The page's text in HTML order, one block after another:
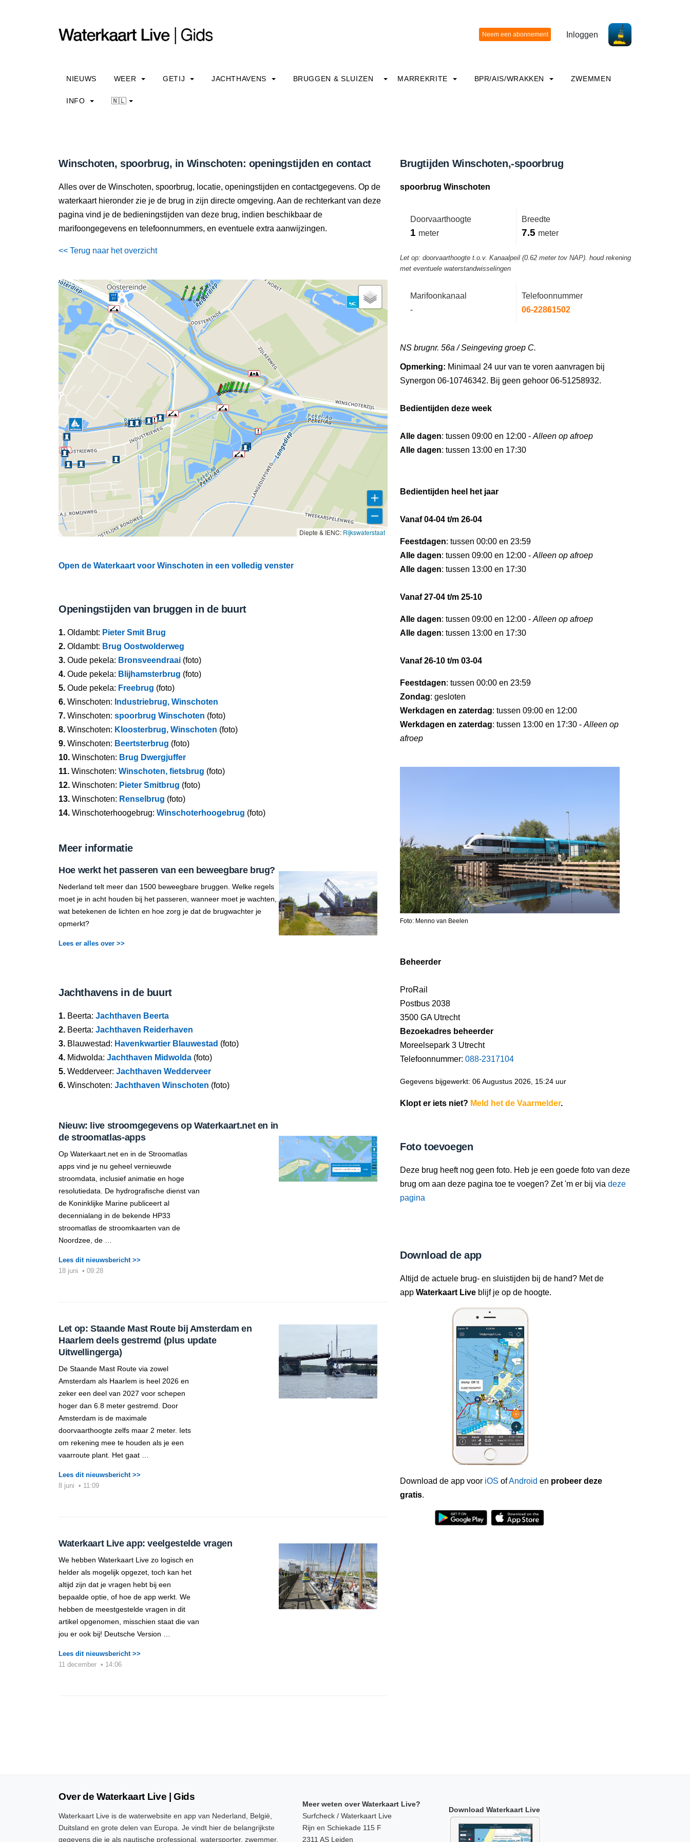
Inloggen
NIEUWS WEER GETIJ JACHTHAVENS BRUGGEN & SLUIZEN MARREKRITE BPR/AIS/WRAKKEN ZWEMMEN
INFO 🇳🇱
Winschoten, spoorbrug, in Winschoten: openingstijden en contact
Alles over de Winschoten, spoorbrug, locatie, openingstijden en contactgegevens. Op de
waterkaart hieronder zie je de brug in zijn directe omgeving. Aan de rechterkant van deze
pagina vind je de bedieningstijden van deze brug, indien beschikbaar de
marifoongegevens en telefoonnummers, en eventuele extra aanwijzingen.
<< Terug naar het overzicht
Diepte & IENC: Rijkswaterstaat
Open de Waterkaart voor Winschoten in een volledig venster
Openingstijden van bruggen in de buurt
1. Oldambt: Pieter Smit Brug
2. Oldambt: Brug Oostwolderweg
3. Oude pekela: Bronsveendraai (foto)
4. Oude pekela: Blijhamsterbrug (foto)
5. Oude pekela: Freebrug (foto)
6. Winschoten: Industriebrug, Winschoten
7. Winschoten: spoorbrug Winschoten (foto)
8. Winschoten: Kloosterbrug, Winschoten (foto)
9. Winschoten: Beertsterbrug (foto)
10. Winschoten: Brug Dwergjuffer
11. Winschoten: Winschoten, fietsbrug (foto)
12. Winschoten: Pieter Smitbrug (foto)
13. Winschoten: Renselbrug (foto)
14. Winschoterhoogebrug: Winschoterhoogebrug (foto)
Meer informatie
Hoe werkt het passeren van een beweegbare brug?
Nederland telt meer dan 1500 beweegbare bruggen. Welke regels
moet je in acht houden bij het passeren, wanneer moet je wachten,
wat betekenen de lichten en hoe zorg je dat de brugwachter je
opmerkt?
Lees er alles over >>
Jachthavens in de buurt
1. Beerta: Jachthaven Beerta
2. Beerta: Jachthaven Reiderhaven
3. Blauwestad: Havenkwartier Blauwestad (foto)
4. Midwolda: Jachthaven Midwolda (foto)
5. Wedderveer: Jachthaven Wedderveer
6. Winschoten: Jachthaven Winschoten (foto)
Nieuw: live stroomgegevens op Waterkaart.net en in
de stroomatlas-apps
Op Waterkaart.net en in de Stroomatlas
apps vind je nu geheel vernieuwde
stroomdata, inclusief animatie en hoge
resolutiedata. De hydrografische dienst van
de Koninklijke Marine publiceert al
decennialang in de bekende HP33
stroomatlas de stroomkaarten van de
Noordzee, de …
Lees dit nieuwsbericht >>
18 juni • 09:28
Let op: Staande Mast Route bij Amsterdam en
Haarlem deels gestremd (plus update
Uitwellingerga)
De Staande Mast Route via zowel
Amsterdam als Haarlem is heel 2026 en
zeker een deel van 2027 voor schepen
hoger dan 6.8 meter gestremd. Door
Amsterdam is de maximale
doorvaarthoogte zelfs maar 2 meter. Iets
om rekening mee te houden als je een
vaarroute plant. Het gaat …
Lees dit nieuwsbericht >>
8 juni • 11:09
Waterkaart Live app: veelgestelde vragen
We hebben Waterkaart Live zo logisch en
helder als mogelijk opgezet, toch kan het
altijd zijn dat je vragen hebt bij een
bepaalde optie, of hoe de app werkt. We
hebben de meestgestelde vragen in dit
artikel opgenomen, misschien staat die van
jou er ook bij! Deutsche Version …
Lees dit nieuwsbericht >>
11 december • 14:06
Brugtijden Winschoten,-spoorbrug
spoorbrug Winschoten
Doorvaarthoogte
1 meter
Breedte
7.5 meter
Let op: doorvaarthoogte t.o.v. Kanaalpeil (0.62 meter tov NAP). houd rekening
met eventuele waterstandwisselingen
Marifoonkanaal
-
Telefoonnummer
06-22861502
NS brugnr. 56a / Seingeving groep C.
Opmerking: Minimaal 24 uur van te voren aanvragen bij
Synergon 06-10746342. Bij geen gehoor 06-51258932.
Bedientijden deze week
Alle dagen: tussen 09:00 en 12:00 - Alleen op afroep
Alle dagen: tussen 13:00 en 17:30
Bedientijden heel het jaar
Vanaf 04-04 t/m 26-04
Feestdagen: tussen 00:00 en 23:59
Alle dagen: tussen 09:00 en 12:00 - Alleen op afroep
Alle dagen: tussen 13:00 en 17:30
Vanaf 27-04 t/m 25-10
Alle dagen: tussen 09:00 en 12:00 - Alleen op afroep
Alle dagen: tussen 13:00 en 17:30
Vanaf 26-10 t/m 03-04
Feestdagen: tussen 00:00 en 23:59
Zondag: gesloten
Werkdagen en zaterdag: tussen 09:00 en 12:00
Werkdagen en zaterdag: tussen 13:00 en 17:30 - Alleen op
afroep
Foto: Menno van Beelen
Beheerder
ProRail
Postbus 2038
3500 GA Utrecht
Bezoekadres beheerder
Moreelsepark 3 Utrecht
Telefoonnummer: 088-2317104
Gegevens bijgewerkt: 06 Augustus 2026, 15:24 uur
Klopt er iets niet? Meld het de Vaarmelder.
Foto toevoegen
Deze brug heeft nog geen foto. Heb je een goede foto van deze
brug om aan deze pagina toe te voegen? Zet 'm er bij via deze
pagina
Download de app
Altijd de actuele brug- en sluistijden bij de hand? Met de
app Waterkaart Live blijf je op de hoogte.
Download de app voor iOS ofAndroid en probeer deze
gratis.
Over de Waterkaart Live | Gids
Waterkaart Live is de waterwebsite en app van Nederland, België,
Duitsland en grote delen van Europa. Je vindt hier de belangrijkste
gegevens die je als nautische professional, watersporter, zwemmer,
Meer weten over Waterkaart Live?
Surfcheck / Waterkaart Live
Rijn en Schiekade 115 F
2311 AS Leiden
Download Waterkaart Live